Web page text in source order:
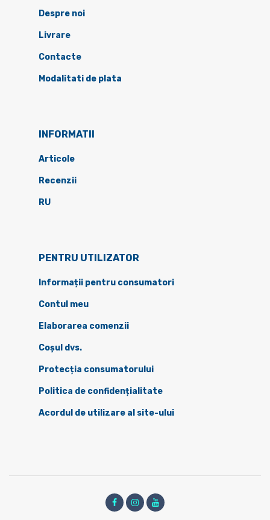
Despre noi
Livrare
Contacte
Modalitati de plata
INFORMATII
Articole
Recenzii
RU
PENTRU UTILIZATOR
Informații pentru consumatori
Contul meu
Elaborarea comenzii
Coșul dvs.
Protecția consumatorului
Politica de confidențialitate
Acordul de utilizare al site-ului